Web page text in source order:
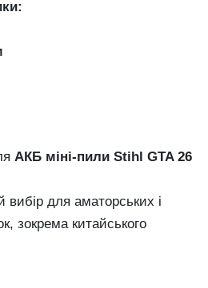
АКБ міні-пили Stihl GTA 26
для аматорських і
зокрема китайського